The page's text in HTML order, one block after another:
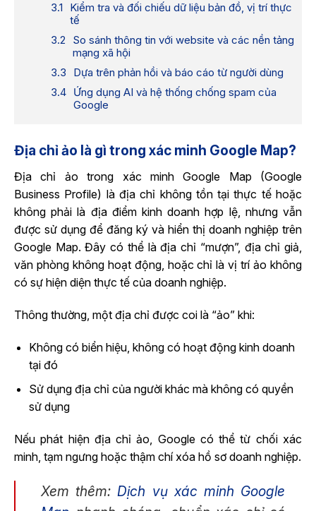
Kiểm tra và đối chiếu dữ liệu bản đồ, vị trí thực
tế
So sánh thông tin với website và các nền tảng
mạng xã hội
Dựa trên phản hồi và báo cáo từ người dùng
Ứng dụng AI và hệ thống chống spam của
Google
Địa chỉ ảo là gì trong xác minh Google Map?
Địa chỉ ảo trong xác minh Google Map (Google
Business Profile) là địa chỉ không tồn tại thực tế hoặc
không phải là địa điểm kinh doanh hợp lệ, nhưng vẫn
được sử dụng để đăng ký và hiển thị doanh nghiệp trên
Google Map. Đây có thể là địa chỉ “mượn”, địa chỉ giả,
văn phòng không hoạt động, hoặc chỉ là vị trí ảo không
có sự hiện diện thực tế của doanh nghiệp.
Thông thường, một địa chỉ được coi là “ảo” khi:
Không có biển hiệu, không có hoạt động kinh doanh
tại đó
Sử dụng địa chỉ của người khác mà không có quyền
sử dụng
Nếu phát hiện địa chỉ ảo, Google có thể từ chối xác
minh, tạm ngưng hoặc thậm chí xóa hồ sơ doanh nghiệp.
Xem thêm: Dịch vụ xác minh Google